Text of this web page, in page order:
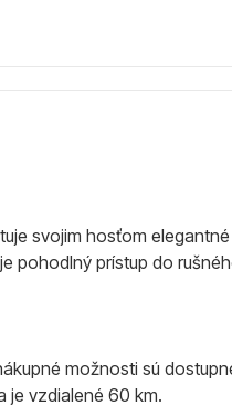
svojim hosťom
pohodlný prístup do
možnosti sú
je vzdialené 60 km.